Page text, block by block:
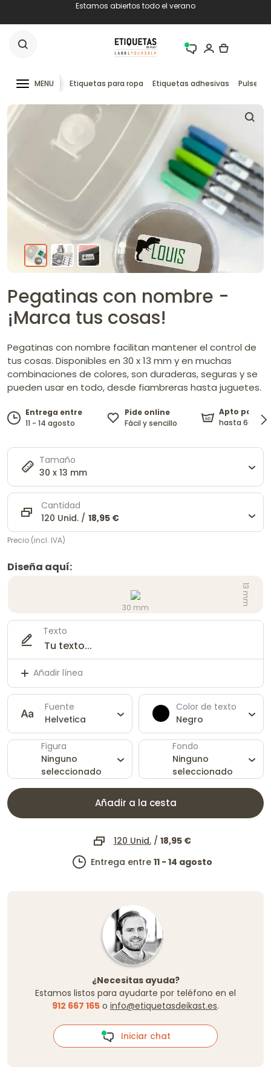
Estamos abiertos todo el verano
MENU Etiquetas para ropa Etiquetas adhesivas
Pegatinas con nombre -
¡Marca tus cosas!
Pegatinas con nombre facilitan mantener el control de
tus cosas. Disponibles en 30 x 13 mm y en muchas
combinaciones de colores, son duraderas, seguras y se
pueden usar en todo, desde fiambreras hasta juguetes.
Entrega entre
11 - 14 agosto
Pide online
Fácil y sencillo
Apto para
hasta 60°C.
Tamaño
30 x 13 mm
Cantidad
120 Unid. / 18,95 €
Precio (incl. IVA)
Diseña aquí:
13 mm
30 mm
Texto
Añadir línea
Fuente
Helvetica
Color de texto
Negro
Figura
Ninguno
seleccionado
Fondo
Ninguno
seleccionado
Añadir a la cesta
120 Unid./ 18,95 €
Entrega entre 11 - 14 agosto
¿Necesitas ayuda?
Estamos listos para ayudarte por teléfono en el
912 667 165 o info@etiquetasdeikast.es.
Iniciar chat